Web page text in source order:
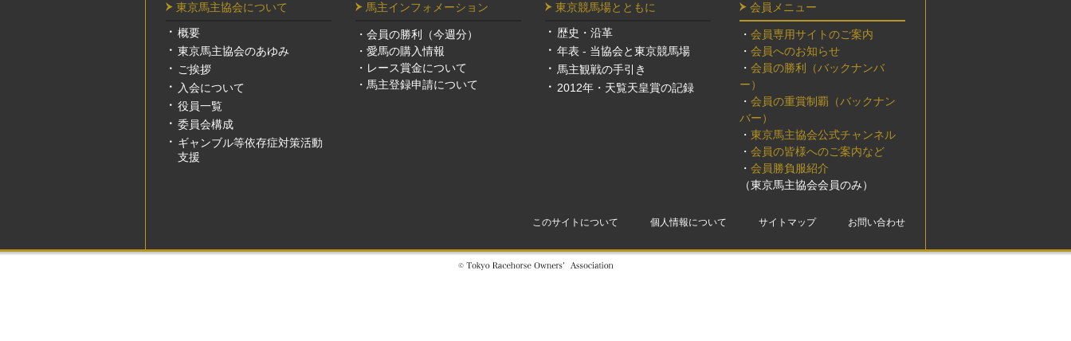
東京馬主協会について
概要
東京馬主協会のあゆみ
ご挨拶
入会について
役員一覧
委員会構成
ギャンブル等依存症対策活動
支援
馬主インフォメーション
・ 会員の勝利（今週分）
・ 愛馬の購入情報
・ レース賞金について
・ 馬主登録申請について
東京競馬場とともに
歴史・沿革
年表 - 当協会と東京競馬場
馬主観戦の手引き
2012年・天覧天皇賞の記録
会員メニュー
・ 会員専用サイトのご案内
・ 会員へのお知らせ
・ 会員の勝利（バックナンバ
ー）
・ 会員の重賞制覇（バックナン
バー）
・ 東京馬主協会公式チャンネル
・ 会員の皆様へのご案内など
・ 会員勝負服紹介
（東京馬主協会会員のみ）
このサイトについて 個人情報について サイトマップ お問い合わせ